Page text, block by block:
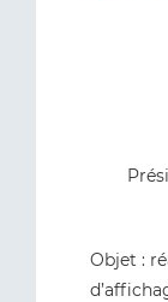
Objet :